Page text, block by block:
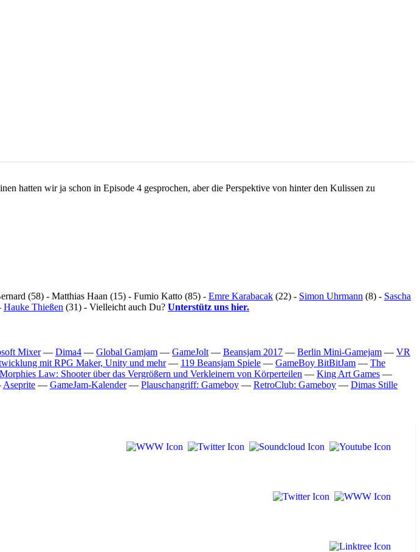
hatten wir ja schon in Episode 4 gesprochen, aber die Perspektive von hinter den Kulissen zu
(58) - Matthias Haan (15) - Fumio Katto (85) - Emre Karabacak (22) - Simon Uhrmann (8) - Sascha
Hauke Thießen (31) - Vielleicht auch Du? Unterstütz uns hier.
Mixer— Dima4 — Global Gamjam — GameJolt — Beansjam 2017 — Berlin Mini-Gamejam — VR
mit RPG Maker, Unity und mehr— 119 Beansjam Spiele — GameBoy BitBitJam — The
Morphies Law: Shooter über das Vergrößern und Verkleinern von Körperteilen — King Art Games —
Aseprite — GameJam-Kalender— Plauschangriff: Gameboy — RetroClub: Gameboy — Dimas Stille